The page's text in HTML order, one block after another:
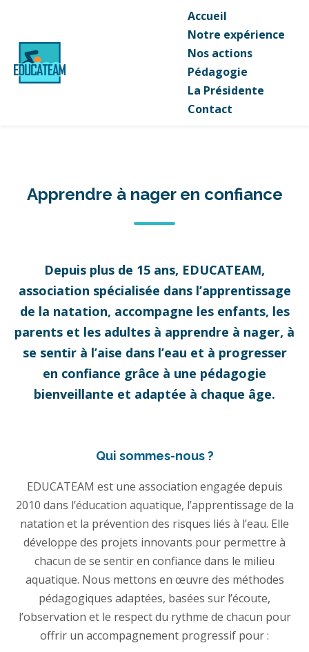
Accueil
Notre expérience
Nos actions
Pédagogie
La Présidente
Contact
Apprendre à nager en confiance
Depuis plus de 15 ans, EDUCATEAM,
association spécialisée dans l’apprentissage
de la natation, accompagne les enfants, les
parents et les adultes à apprendre à nager, à
se sentir à l’aise dans l’eau et à progresser
en confiance grâce à une pédagogie
bienveillante et adaptée à chaque âge.
Qui sommes-nous ?
EDUCATEAM est une association engagée depuis
2010 dans l’éducation aquatique, l’apprentissage de la
natation et la prévention des risques liés à l’eau. Elle
développe des projets innovants pour permettre à
chacun de se sentir en confiance dans le milieu
aquatique. Nous mettons en œuvre des méthodes
pédagogiques adaptées, basées sur l’écoute,
l’observation et le respect du rythme de chacun pour
offrir un accompagnement progressif pour :